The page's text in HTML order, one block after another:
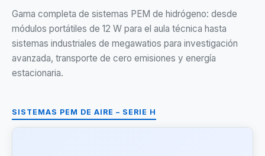
Gama completa de sistemas PEM de hidrógeno: desde
módulos portátiles de 12 W para el aula técnica hasta
sistemas industriales de megawatios para investigación
avanzada, transporte de cero emisiones y energía
estacionaria.
SISTEMAS PEM DE AIRE – SERIE H